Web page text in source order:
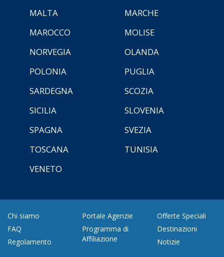
MALTA
MARCHE
MAROCCO
MOLISE
NORVEGIA
OLANDA
POLONIA
PUGLIA
SARDEGNA
SCOZIA
SICILIA
SLOVENIA
SPAGNA
SVEZIA
TOSCANA
TUNISIA
VENETO
Chi siamo
FAQ
Regolamento
Portale Agenzie
Programma di
Affiliazione
Offerte Speciali
Destinazioni
Notizie